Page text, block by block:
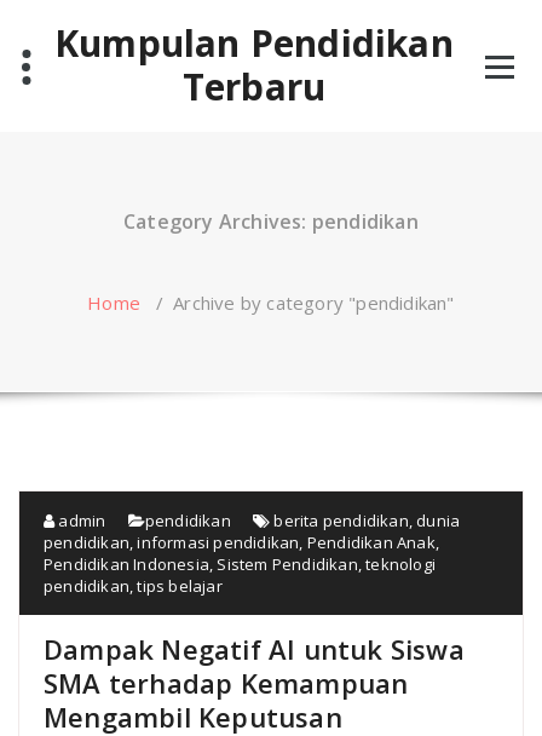
contentKumpulan Pendidikan
Terbaru
Category Archives: pendidikan
Home /Archive by category "pendidikan"
admin pendidikan berita pendidikan ,dunia
pendidikan ,informasi pendidikan Pendidikan Anak
Pendidikan Indonesia Sistem Pendidikan ,teknologi
pendidikan ,tips belajar
Dampak Negatif AI untuk Siswa
SMA terhadap Kemampuan
Mengambil Keputusan